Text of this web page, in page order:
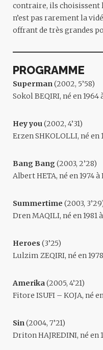
contraire, ils choisissent
n’est pas rarement la
offrant de très grandes
PROGRAMME
Superman (2002, 5’58)
Sokol BEQIRI, né en 1964
Hey you (2002, 4’31)
Erzen SHKOLOLLI, né en
Bang Bang(2003, 2’28)
Albert HETA, né en 1974
Summertime (2003,
Dren MAQILI, né en 1981
Heroes (3’25)
Lulzim ZEQIRI, né en
Amerika(2005, 4’21)
Fitore ISUFI – KOJA, né
Sin (2004, 7’21)
Driton HAJREDINI, né en